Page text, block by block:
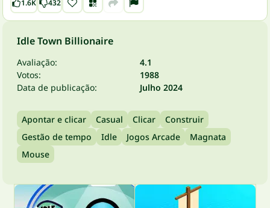
1.6K 432
Idle Town Billionaire
Avaliação:
4.1
Votos:
1988
Data de publicação:
Julho 2024
Apontar e clicar Casual Clicar
Construir
Gestão de tempo
Idle Jogos Arcade
Magnata
Mouse